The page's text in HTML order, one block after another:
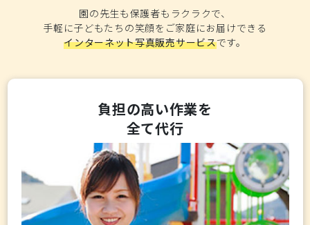
園の先生も保護者もラクラクで、
手軽に子どもたちの笑顔をご家庭にお届けできる
インターネット写真販売サービスです。
負担の高い作業を
全て代行